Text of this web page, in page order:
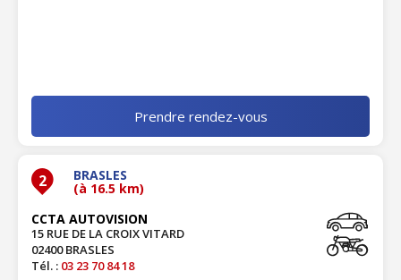
Prendre rendez-vous
2 BRASLES
(à 16.5 km)
CCTA AUTOVISION
15 RUE DE LA CROIX VITARD
02400 BRASLES
Tél. : 03 23 70 84 18